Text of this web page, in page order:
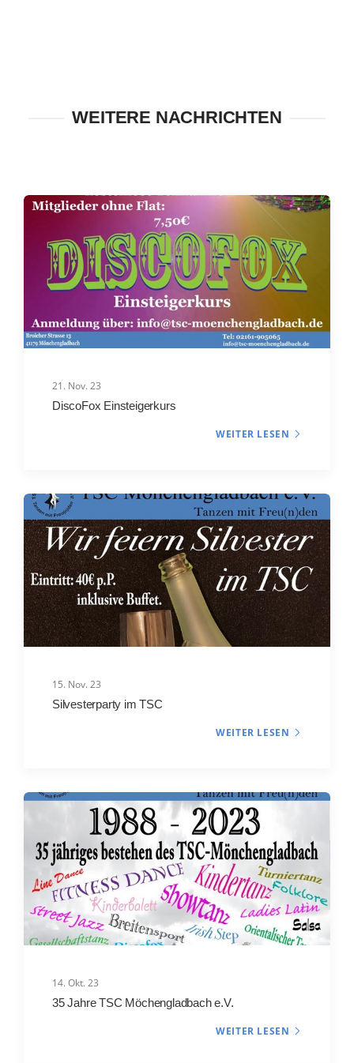
WEITERE NACHRICHTEN
21. Nov. 23
DiscoFox Einsteigerkurs
WEITER LESEN
15. Nov. 23
Silvesterparty im TSC
WEITER LESEN
14. Okt. 23
35 Jahre TSC Möchengladbach e.V.
WEITER LESEN